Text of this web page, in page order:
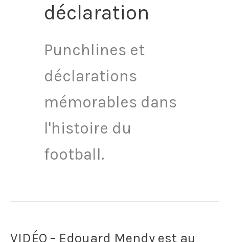
déclaration
Punchlines et
déclarations
mémorables dans
l'histoire du
football.
VIDÉO – Edouard Mendy est au